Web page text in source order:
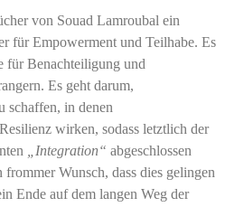
von Souad Lamroubal ein
für Empowerment und Teilhabe. Es
für Benachteiligung und
Es geht darum,
schaffen, in denen
wirken, sodass letztlich der
„Integration“ abgeschlossen
Wunsch, dass dies gelingen
Ende auf dem langen Weg der